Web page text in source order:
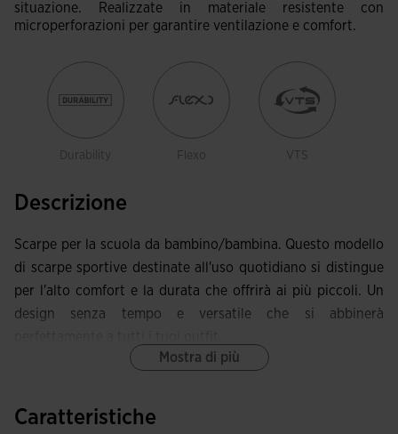
situazione. Realizzate in materiale resistente con
microperforazioni per garantire ventilazione e comfort.
Durability Flexo VTS
Descrizione
Scarpe per la scuola da bambino/bambina. Questo modello
di scarpe sportive destinate all'uso quotidiano si distingue
per l'alto comfort e la durata che offrirà ai più piccoli. Un
design senza tempo e versatile che si abbinerà
umido ed è fatta. Sono state applicate perforazioni a favore
Mostra di più
Caratteristiche